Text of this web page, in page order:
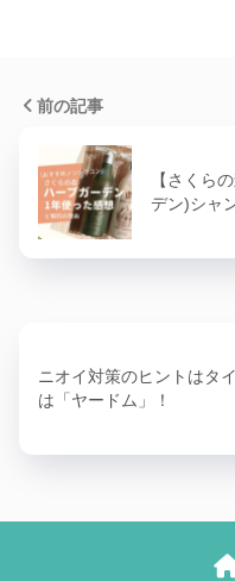
前の記事
【さくら
デン)シャ
ニオイ対策のヒントはタ
は「ヤードム」！